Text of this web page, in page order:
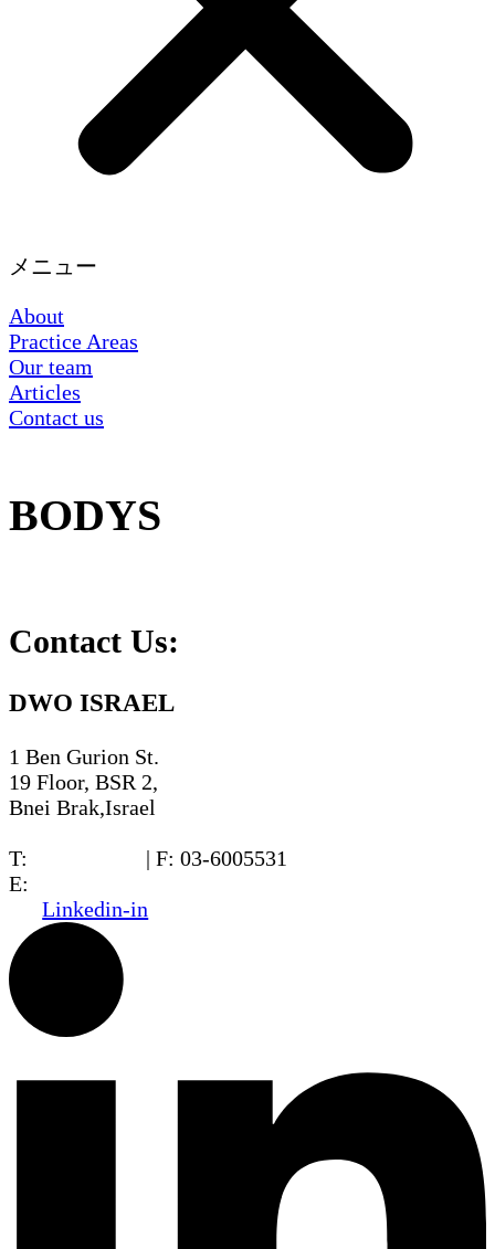
メニュー
About
Practice Areas
Our team
Articles
Contact us
BODYS
Contact Us:
DWO ISRAEL
1 Ben Gurion St.
19 Floor, BSR 2,
Bnei Brak,Israel
T:
| F: 03-6005531
E:
Linkedin-in